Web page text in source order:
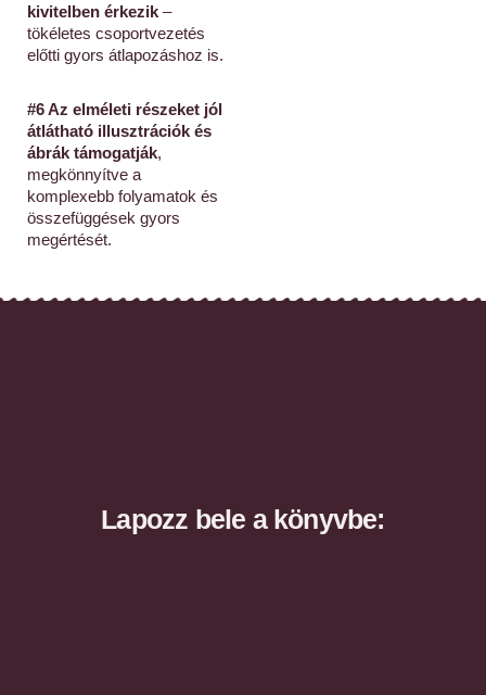
kivitelben érkezik –
tökéletes csoportvezetés
előtti gyors átlapozáshoz is.
#6 Az elméleti részeket jól
átlátható illusztrációk és
ábrák támogatják,
megkönnyítve a
komplexebb folyamatok és
összefüggések gyors
megértését.
Lapozz bele a könyvbe: